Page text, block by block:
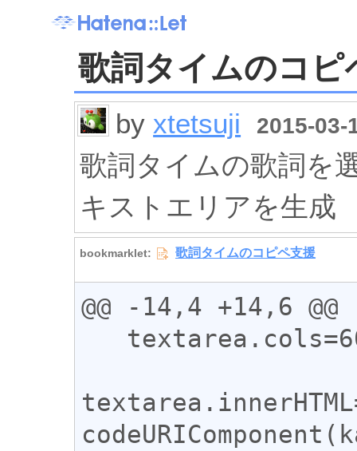
歌詞タイムのコピ
by xtetsuji 2015-03-
歌詞タイムの歌詞を
キストエリアを生成
@@ -14,4 +14,6 @@